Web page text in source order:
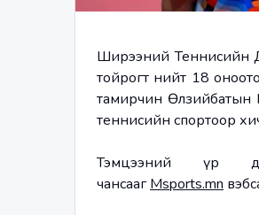
Ширээний Теннисийн
тойрогт нийт 18
тамирчин Өлзийбатын
теннисийн спортоор
Тэмцээний үр
чансааг Msports.mn